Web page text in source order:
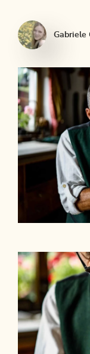
Gabriele